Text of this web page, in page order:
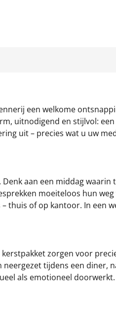
een welkome
uitnodigend en stijlvol:
uit – precies wat u uw
aan een middag waarin
moeiteloos hun
thuis of op kantoor. In een
zorgen voor
tijdens een diner,
als emotioneel